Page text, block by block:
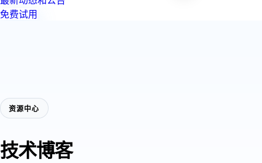
免费试用
资源中心
技术博客